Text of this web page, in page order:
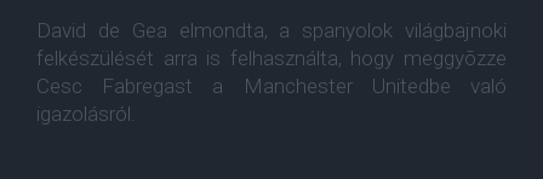
David de Gea elmondta, a spanyolok világbajnoki
felkészülését arra is felhasználta, hogy meggyõzze
Cesc Fabregast a Manchester Unitedbe való
igazolásról.